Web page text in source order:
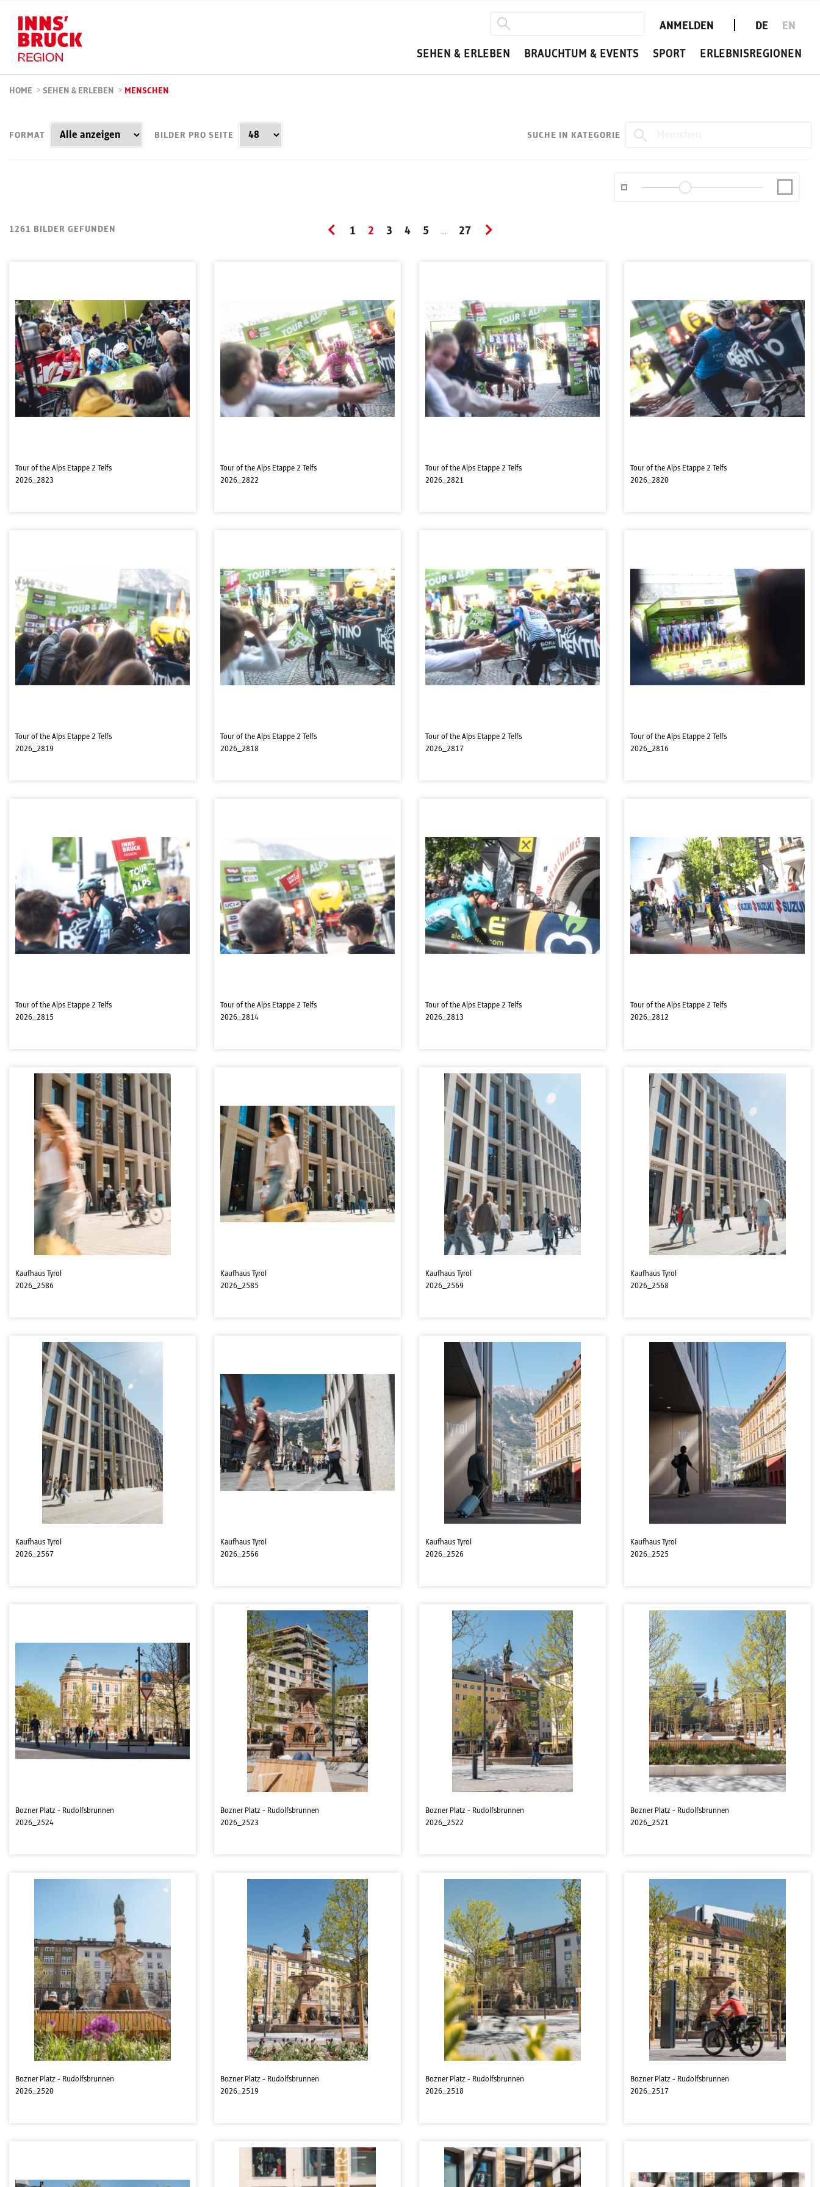
ANMELDEN DE EN
SEHEN & ERLEBEN BRAUCHTUM & EVENTS SPORT ERLEBNISREGIONEN
HOME > SEHEN & ERLEBEN > MENSCHEN
SUCHE IN KATEGORIE
FORMAT BILDER PRO SEITE
1261 BILDER GEFUNDEN 1 2 3 4 5 ... 27
Tour of the Alps Etappe 2 Telfs
2026_2823
Tour of the Alps Etappe 2 Telfs
2026_2822
Tour of the Alps Etappe 2 Telfs
2026_2821
Tour of the Alps Etappe 2 Telfs
2026_2820
Tour of the Alps Etappe 2 Telfs
2026_2819
Tour of the Alps Etappe 2 Telfs
2026_2818
Tour of the Alps Etappe 2 Telfs
2026_2817
Tour of the Alps Etappe 2 Telfs
2026_2816
Tour of the Alps Etappe 2 Telfs
2026_2815
Tour of the Alps Etappe 2 Telfs
2026_2814
Tour of the Alps Etappe 2 Telfs
2026_2813
Tour of the Alps Etappe 2 Telfs
2026_2812
Kaufhaus Tyrol
2026_2586
Kaufhaus Tyrol
2026_2585
Kaufhaus Tyrol
2026_2569
Kaufhaus Tyrol
2026_2568
Kaufhaus Tyrol
2026_2567
Kaufhaus Tyrol
2026_2566
Kaufhaus Tyrol
2026_2526
Kaufhaus Tyrol
2026_2525
Bozner Platz - Rudolfsbrunnen
2026_2524
Bozner Platz - Rudolfsbrunnen
2026_2523
Bozner Platz - Rudolfsbrunnen
2026_2522
Bozner Platz - Rudolfsbrunnen
2026_2521
Bozner Platz - Rudolfsbrunnen
2026_2520
Bozner Platz - Rudolfsbrunnen
2026_2519
Bozner Platz - Rudolfsbrunnen
2026_2518
Bozner Platz - Rudolfsbrunnen
2026_2517